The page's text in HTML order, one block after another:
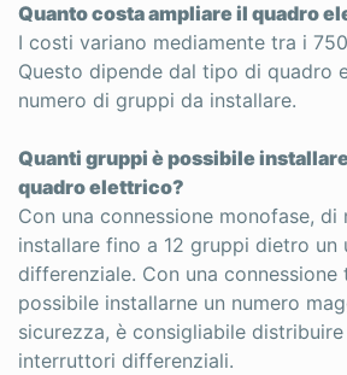
Quanto costa ampliare il quadro
I costi variano mediamente tra i
Questo dipende dal tipo di quadro
numero di gruppi da installare.
Quanti gruppi è possibile
quadro elettrico?
Con una connessione monofase, di
installare fino a 12 gruppi dietro
differenziale. Con una connessione
possibile installarne un numero
sicurezza, è consigliabile
interruttori differenziali.